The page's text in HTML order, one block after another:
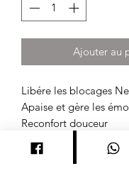
Ajouter au
Libére les blocages
Apaise et gère les
Reconfort douceur